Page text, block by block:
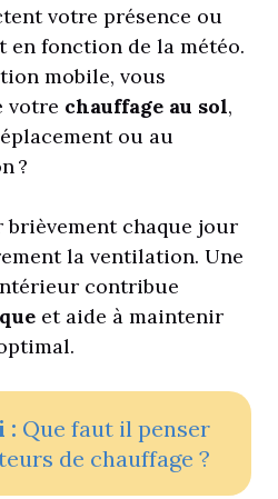
votre présence ou
en fonction de la météo.
mobile, vous
votre chauffage au sol,
ou au
?
brièvement chaque jour
la ventilation. Une
contribue
et aide à maintenir
: Que faut il penser
de chauffage ?